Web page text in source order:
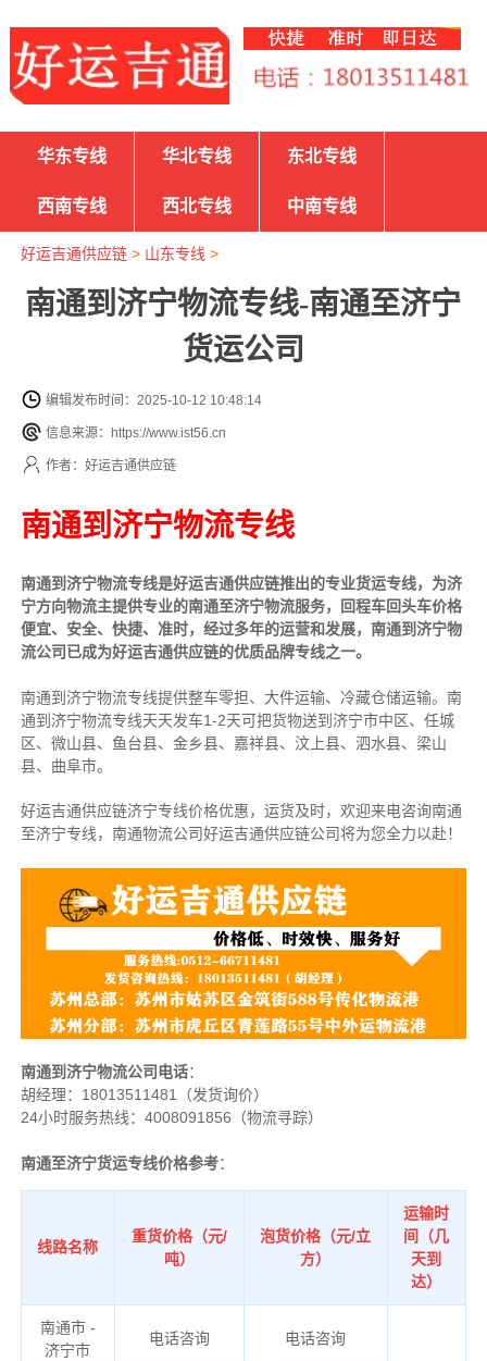
华东专线 华北专线 东北专线
西南专线 西北专线 中南专线
好运吉通供应链> 山东专线 >
南通到济宁物流专线-南通至济宁
货运公司
编辑发布时间：2025-10-12 10:48:14
信息来源：https://www.ist56.cn
作者：好运吉通供应链
南通到济宁物流专线
南通到济宁物流专线是好运吉通供应链推出的专业货运专线，为济
宁方向物流主提供专业的南通至济宁物流服务，回程车回头车价格
便宜、安全、快捷、准时，经过多年的运营和发展，南通到济宁物
流公司已成为好运吉通供应链的优质品牌专线之一。
南通到济宁物流专线提供整车零担、大件运输、冷藏仓储运输。南
通到济宁物流专线天天发车1-2天可把货物送到济宁市中区、任城
区、微山县、鱼台县、金乡县、嘉祥县、汶上县、泗水县、梁山
县、曲阜市。
好运吉通供应链济宁专线价格优惠，运货及时，欢迎来电咨询南通
至济宁专线，南通物流公司好运吉通供应链公司将为您全力以赴！
南通到济宁物流公司电话：
胡经理： 18013511481（发货询价）
24小时服务热线：4008091856（物流寻踪）
南通至济宁货运专线价格参考：
线路名称
重货价格（元/
吨）
泡货价格（元/立
方）
运输时
间（几
天到
达）
南通市 -
济宁市
电话咨询 电话咨询